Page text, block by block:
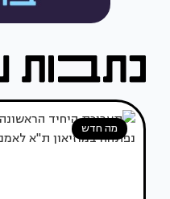
מה חדש